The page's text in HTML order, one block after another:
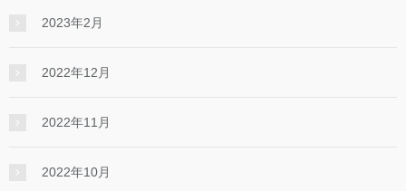
2023年2月
2022年12月
2022年11月
2022年10月